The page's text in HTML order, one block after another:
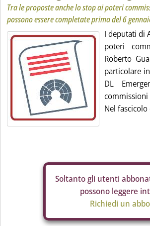
Tra le proposte anche lo stop ai poteri
possono essere completate prima del 6
I deputati di
poteri
Roberto
particolare
DL
commissioni
Nel
Soltanto gli utenti
possono leggere
Richiedi un